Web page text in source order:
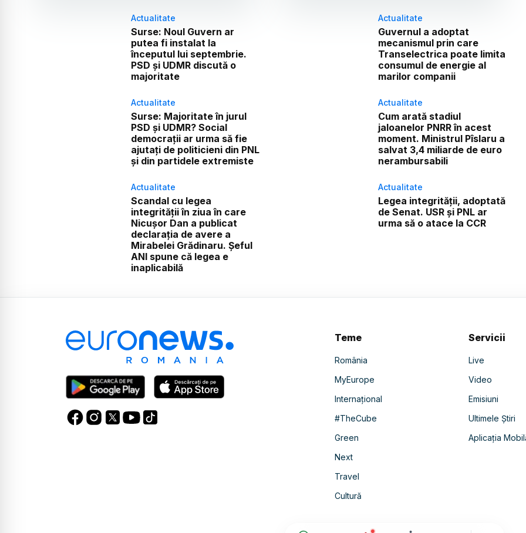
Actualitate
Surse: Noul Guvern ar
putea fi instalat la
începutul lui septembrie.
PSD și UDMR discută o
majoritate
Actualitate
Guvernul a adoptat
mecanismul prin care
Transelectrica poate limita
consumul de energie al
marilor companii
Actualitate
Surse: Majoritate în jurul
PSD și UDMR? Social
democrații ar urma să fie
ajutați de politicieni din PNL
și din partidele extremiste
Actualitate
Cum arată stadiul
jaloanelor PNRR în acest
moment. Ministrul Pîslaru a
salvat 3,4 miliarde de euro
nerambursabili
Actualitate
Scandal cu legea
integrității în ziua în care
Nicușor Dan a publicat
declarația de avere a
Mirabelei Grădinaru. Șeful
ANI spune că legea e
inaplicabilă
Actualitate
Legea integrității, adoptată
de Senat. USR și PNL ar
urma să o atace la CCR
Teme
România
MyEurope
Internațional
#TheCube
Green
Next
Travel
Cultură
Servicii
Live
Video
Emisiuni
Ultimele Știri
Aplicația